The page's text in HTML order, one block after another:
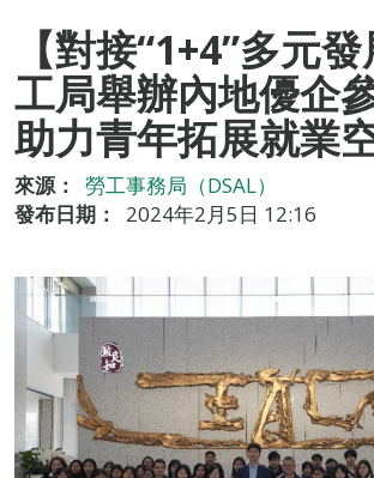
【對接“1+4”多元
工局舉辦內地優企
助力青年拓展就業
來源：
勞工事務局（DSAL）
發布日期：
2024年2月5日 12:16